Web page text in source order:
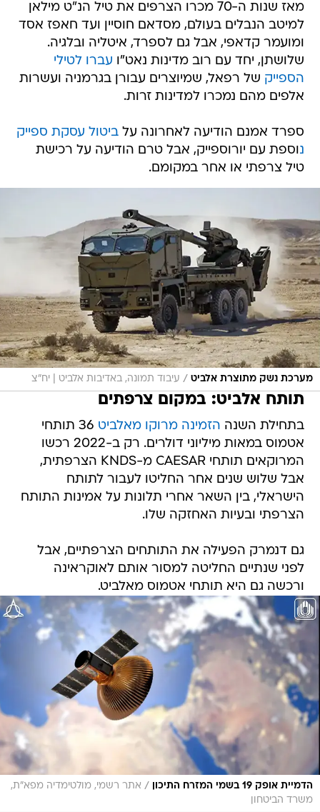
מאז שנות ה-70 מכרו הצרפים את טיל הנ"ט מילאן
למיטב הנבלים בעולם, מסדאם חוסיין ועד חאפז אסד
ומועמר קדאפי, אבל גם לספרד, איטליה ובלגיה.
שלושתן, יחד עם רוב מדינות נאט"ו עברו לטילי
הספייק של רפאל, שמיוצרים עבורן בגרמניה ועשרות
אלפים מהם נמכרו למדינות זרות.
ספרד אמנם הודיעה לאחרונה עלביטול עסקת ספייק
נוספת עם יורוספייק, אבל טרם הודיעה על רכישת
טיל צרפתי או אחר במקומם.
מערכת נשק מתוצרת אלביט / עיבוד תמונה, באדיבות אלביט | יח״צ
תותח אלביט: במקום צרפתים
בתחילת השנה הזמינה מרוקו מאלביט
36 תותחי
אטמוס במאות מיליוני דולרים. רק ב-2022 רכשו
המרוקאים תותחי CAESAR מ-KNDS הצרפתית,
אבל שלוש שנים אחר החליטו לעבור לתותח
הישראלי, בין השאר אחרי תלונות על אמינות התותח
הצרפתי ובעיות האחזקה שלו.
גם דנמרק הפעילה את התותחים הצרפתיים, אבל
לפני שנתיים החליטה למסור אותם לאוקראינה
ורכשה גם היא תותחי אטמוס מאלביט.
הדמיית אופק 19 בשמי המזרח התיכון / אתר רשמי, מולטימדיה מפא"ת,
משרד הביטחון